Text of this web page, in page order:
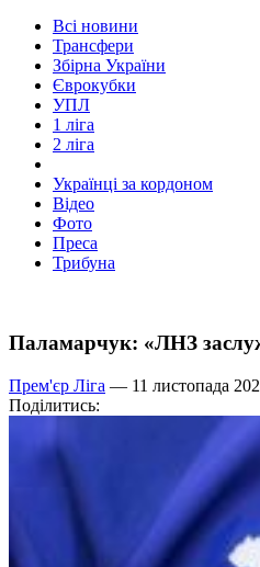
Всі новини
Трансфери
Збірна України
Єврокубки
УПЛ
1 ліга
2 ліга
Українці за кордоном
Відео
Фото
Преса
Трибуна
Паламарчук: «ЛНЗ
Прем'єр Ліга — 11 листопада
Поділитись: